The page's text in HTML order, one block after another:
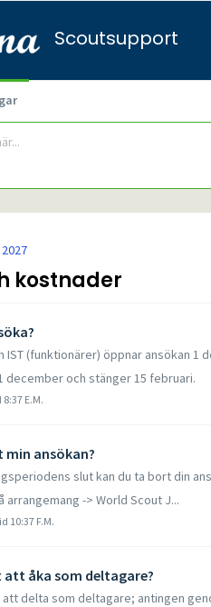
Scoutsupport
kostnader
IST (funktionärer) öppnar ansökan 1
december och stänger 15 februari.
E.M.
min ansökan?
slut kan du ta bort din
arrangemang -> World Scout J...
10:37 F.M.
att åka som deltagare?
delta som deltagare; antingen